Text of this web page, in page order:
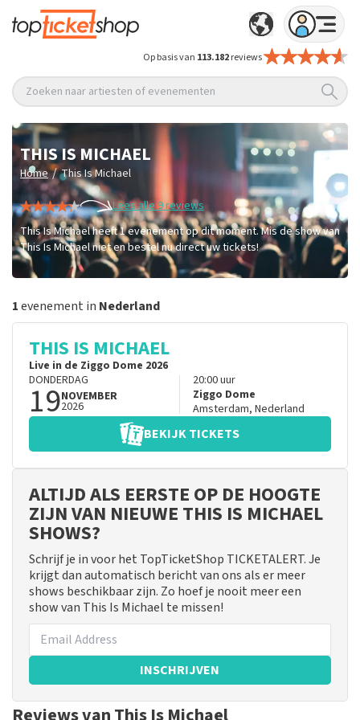
Op basis van 113.182reviews
Zoeken naar artiesten of evenementen
THIS IS MICHAEL
Home / This Is Michael
Lees alle 9 reviews
This Is Michael heeft 1 evenement op dit moment. Mis de show van
This Is Michael niet en bestel nu direct uw tickets!
1evenement in Nederland
THIS IS MICHAEL
Live in de Ziggo Dome 2026
DONDERDAG
19NOVEMBER
2026
20:00uur
Ziggo Dome
Amsterdam, Nederland
BEKIJK TICKETS
ALTIJD ALS EERSTE OP DE HOOGTE
ZIJN VAN NIEUWE THIS IS MICHAEL
SHOWS?
Schrijf je in voor het TopTicketShop TICKETALERT. Je
krijgt dan automatisch bericht van ons als er meer
shows beschikbaar zijn. Zo hoef je nooit meer een
show van This Is Michael te missen!
INSCHRIJVEN